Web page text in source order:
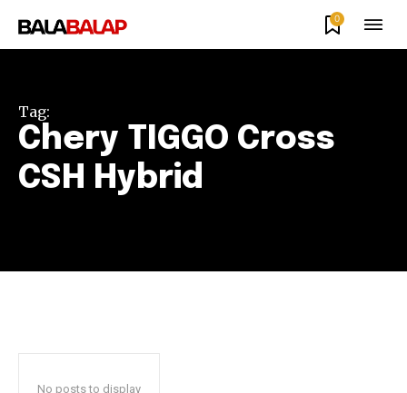
0
Tag:
Chery TIGGO Cross
CSH Hybrid
No posts to display